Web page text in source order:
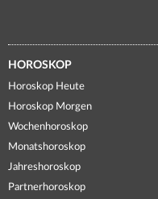
HOROSKOP
Horoskop Heute
Horoskop Morgen
Wochenhoroskop
Monatshoroskop
Jahreshoroskop
Partnerhoroskop